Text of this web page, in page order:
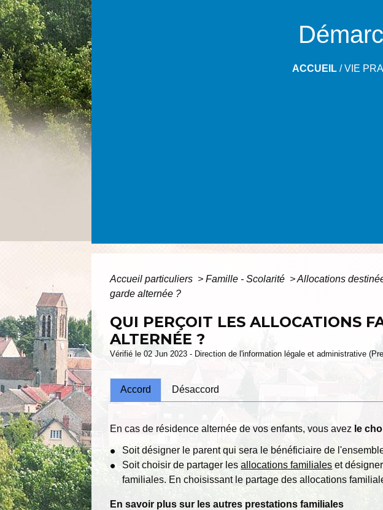
ACCUEIL/VIE
Accueil particuliers > Famille - Scolarité > Allocations
garde alternée ?
QUI PERÇOIT LES ALLOCATIONS
ALTERNÉE ?
Vérifié le 02 Jun 2023 - Direction de l'information légale et administrative
Accord Désaccord
En cas de résidence alternée de vos enfants, vous avez le
Soit désigner le parent qui sera le bénéficiaire de
Soit choisir de partager lesallocations familiales et
familiales. En choisissant le partage des allocations
En savoir plus sur les autres prestations familiales